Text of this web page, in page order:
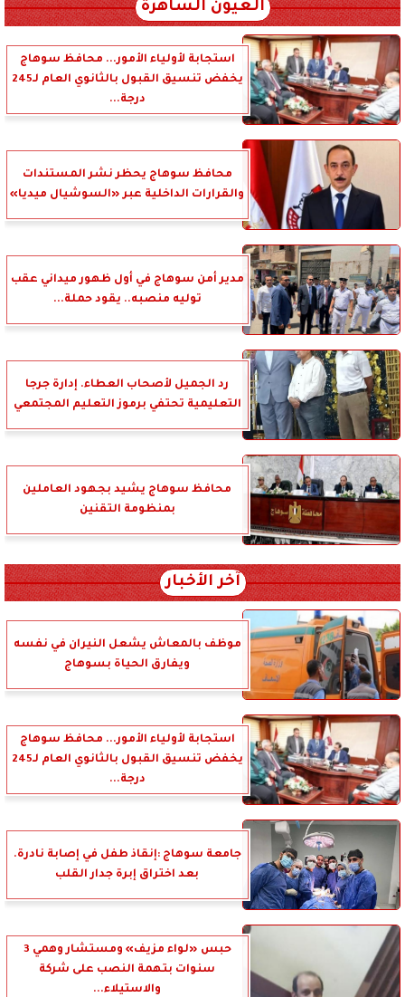
العيون الساهرة
استجابة لأولياء الأمور... محافظ سوهاج
يخفض تنسيق القبول بالثانوي العام لـ245
درجة...
محافظ سوهاج يحظر نشر المستندات
والقرارات الداخلية عبر «السوشيال ميديا»
مدير أمن سوهاج في أول ظهور ميداني عقب
توليه منصبه.. يقود حملة...
رد الجميل لأصحاب العطاء. إدارة جرجا
التعليمية تحتفي برموز التعليم المجتمعي
محافظ سوهاج يشيد بجهود العاملين
بمنظومة التقنين
آخر الأخبار
موظف بالمعاش يشعل النيران في نفسه
ويفارق الحياة بسوهاج
استجابة لأولياء الأمور... محافظ سوهاج
يخفض تنسيق القبول بالثانوي العام لـ245
درجة...
جامعة سوهاج :إنقاذ طفل في إصابة نادرة.
بعد اختراق إبرة جدار القلب
حبس «لواء مزيف» ومستشار وهمي 3
سنوات بتهمة النصب على شركة
والاستيلاء...